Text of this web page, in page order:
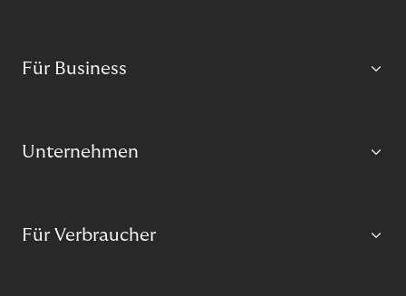
Für Business
Unternehmen
Für Verbraucher